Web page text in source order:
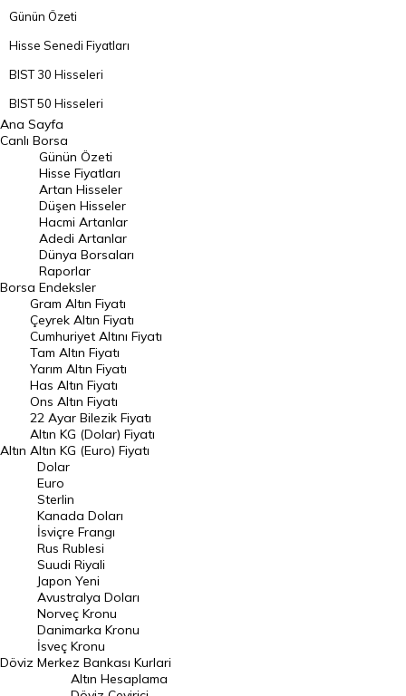
Günün Özeti
Hisse Senedi Fiyatları
BIST 30 Hisseleri
BIST 50 Hisseleri
BIST 100 Hisseleri
En Çok Artan Hisseler
En Çok Düşen Hisseler
Hacmi Artanlar
Geçmiş Kapanışlar
Dünya Borsaları
Raporlar
Endeksler
DÖVİZ
Döviz Kuru
Dolar Kuru
Euro Kuru
Pound Kuru
Frank Kuru
Riyal Kuru
Avustralya Doları
Danimarka Kronu Kuru
Kanada Doları Kuru
Norveç Kronu Kuru
İsveç Kronu Kuru
Ana Sayfa
Canlı Borsa
Borsa
Günün Özeti
Hisse Fiyatları
Artan Hisseler
Düşen Hisseler
Hacmi Artanlar
Adedi Artanlar
Dünya Borsaları
Raporlar
Endeksler
Altın
Gram Altın Fiyatı
Çeyrek Altın Fiyatı
Cumhuriyet Altını Fiyatı
Tam Altın Fiyatı
Yarım Altın Fiyatı
Has Altın Fiyatı
Ons Altın Fiyatı
22 Ayar Bilezik Fiyatı
Altın KG (Dolar) Fiyatı
Altın KG (Euro) Fiyatı
Döviz
Dolar
Euro
Sterlin
Kanada Doları
İsviçre Frangı
Rus Rublesi
Suudi Riyali
Japon Yeni
Avustralya Doları
Norveç Kronu
Danimarka Kronu
İsveç Kronu
Merkez Bankası Kurlari
Altın Hesaplama